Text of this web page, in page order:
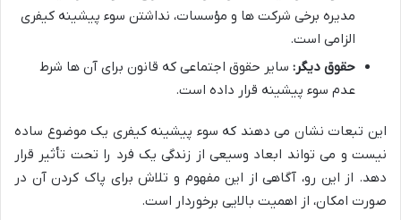
مدیره برخی شرکت ها و مؤسسات، نداشتن سوء پیشینه کیفری
الزامی است.
حقوق دیگر: سایر حقوق اجتماعی که قانون برای آن ها شرط
عدم سوء پیشینه قرار داده است.
این تبعات نشان می دهند که سوء پیشینه کیفری یک موضوع ساده
نیست و می تواند ابعاد وسیعی از زندگی یک فرد را تحت تأثیر قرار
دهد. از این رو، آگاهی از این مفهوم و تلاش برای پاک کردن آن در
صورت امکان، از اهمیت بالایی برخوردار است.